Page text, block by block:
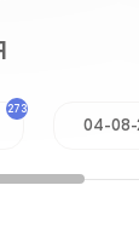
273
04-08-